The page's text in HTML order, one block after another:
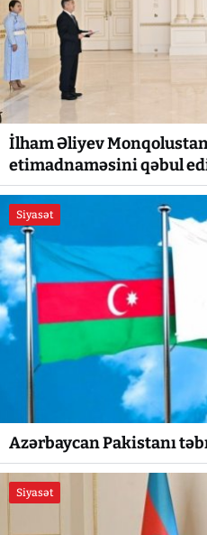
İlham Əliyev
etimadnaməsini qəbul
Siyasət
Azərbaycan Pakistanı
Siyasət